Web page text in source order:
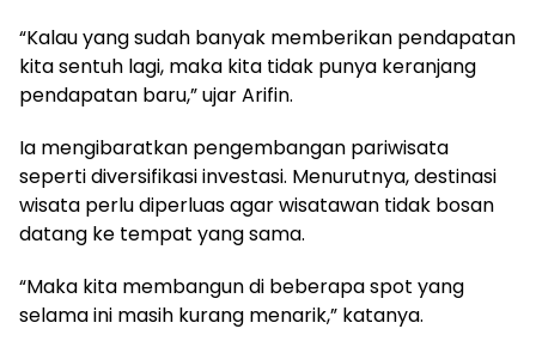
“Kalau yang sudah banyak memberikan pendapatan
kita sentuh lagi, maka kita tidak punya keranjang
pendapatan baru,” ujar Arifin.
Ia mengibaratkan pengembangan pariwisata
seperti diversifikasi investasi. Menurutnya, destinasi
wisata perlu diperluas agar wisatawan tidak bosan
datang ke tempat yang sama.
“Maka kita membangun di beberapa spot yang
selama ini masih kurang menarik,” katanya.